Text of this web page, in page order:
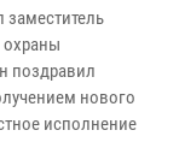
поздравил
нового
исполнение